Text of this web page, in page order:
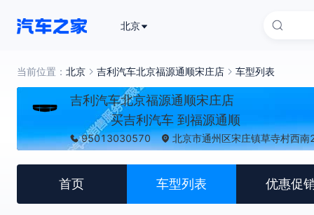
北京
当前位置： 北京 吉利汽车北京福源通顺宋庄店 车型列表
吉利汽车北京福源通顺宋庄店
买吉利汽车 到福源通顺
95013030570 北京市通州区宋庄镇草寺村西
首页 车型列表 优惠促